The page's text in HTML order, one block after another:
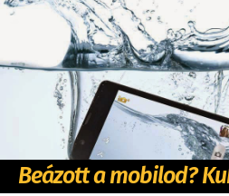
Beázott a mobilod?